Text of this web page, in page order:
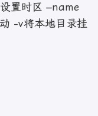
置时区 –name
-v将本地目录挂